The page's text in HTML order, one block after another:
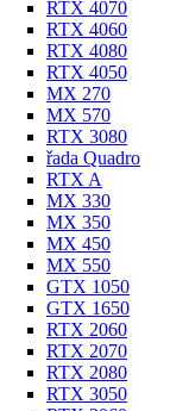
RTX 4070
RTX 4060
RTX 4080
RTX 4050
MX 270
MX 570
RTX 3080
řada Quadro
RTX A
MX 330
MX 350
MX 450
MX 550
GTX 1050
GTX 1650
RTX 2060
RTX 2070
RTX 2080
RTX 3050